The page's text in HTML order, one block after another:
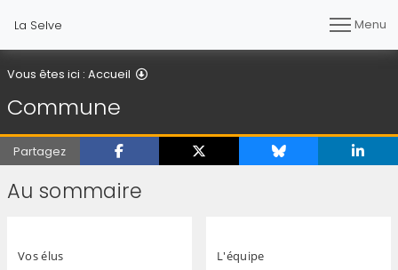
La Selve Menu
Vous êtes ici : Accueil
Commune
Partagez
Au sommaire
Vos élus L'équipe